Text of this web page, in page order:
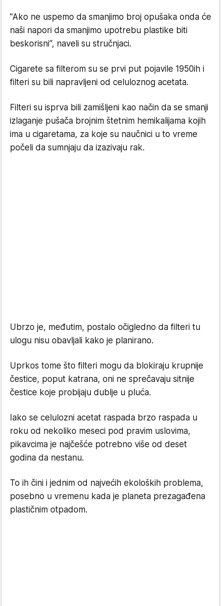
"Ako ne uspemo da smanjimo broj opušaka onda će
naši napori da smanjimo upotrebu plastike biti
beskorisni“, naveli su stručnjaci.
Cigarete sa filterom su se prvi put pojavile 1950ih i
filteri su bili napravljeni od celuloznog acetata.
Filteri su isprva bili zamišljeni kao način da se smanji
izlaganje pušača brojnim štetnim hemikalijama kojih
ima u cigaretama, za koje su naučnici u to vreme
počeli da sumnjaju da izazivaju rak.
Ubrzo je, međutim, postalo očigledno da filteri tu
ulogu nisu obavljali kako je planirano.
Uprkos tome što filteri mogu da blokiraju krupnije
čestice, poput katrana, oni ne sprečavaju sitnije
čestice koje probijaju dublje u pluća.
Iako se celulozni acetat raspada brzo raspada u
roku od nekoliko meseci pod pravim uslovima,
pikavcima je najčešće potrebno više od deset
godina da nestanu.
To ih čini i jednim od najvećih ekoloških problema,
posebno u vremenu kada je planeta prezagađena
plastičnim otpadom.